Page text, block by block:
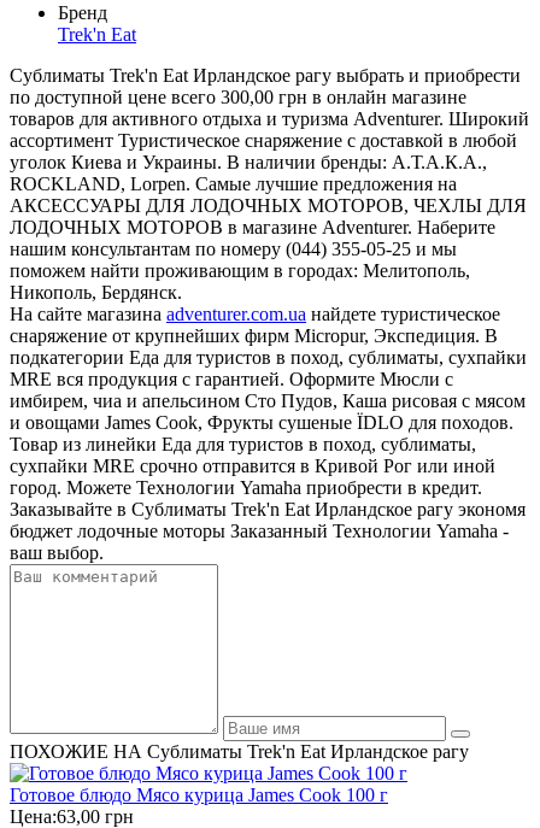
Бренд
Trek'n Eat
Сублиматы Trek'n Eat Ирландское рагу выбрать и приобрести
по доступной цене всего 300,00 грн в онлайн магазине
товаров для активного отдыха и туризма Adventurer. Широкий
ассортимент Туристическое снаряжение с доставкой в любой
уголок Киева и Украины. В наличии бренды: А.Т.А.К.А.,
ROCKLAND, Lorpen. Самые лучшие предложения на
АКСЕССУАРЫ ДЛЯ ЛОДОЧНЫХ МОТОРОВ, ЧЕХЛЫ ДЛЯ
ЛОДОЧНЫХ МОТОРОВ в магазине Adventurer. Наберите
нашим консультантам по номеру (044) 355-05-25 и мы
поможем найти проживающим в городах: Мелитополь,
Никополь, Бердянск.
На сайте магазина adventurer.com.ua найдете туристическое
снаряжение от крупнейших фирм Micropur, Экспедиция. В
подкатегории Еда для туристов в поход, сублиматы, сухпайки
MRE вся продукция с гарантией. Оформите Мюсли с
имбирем, чиа и апельсином Сто Пудов, Каша рисовая с мясом
и овощами James Cook, Фрукты сушеные ЇDLO для походов.
Товар из линейки Еда для туристов в поход, сублиматы,
сухпайки MRE срочно отправится в Кривой Рог или иной
город. Можете Технологии Yamaha приобрести в кредит.
Заказывайте в Сублиматы Trek'n Eat Ирландское рагу экономя
бюджет лодочные моторы Заказанный Технологии Yamaha -
ваш выбор.
ПОХОЖИЕ НА Сублиматы Trek'n Eat Ирландское рагу
Готовое блюдо Мясо курица James Cook 100 г
Цена:63,00 грн